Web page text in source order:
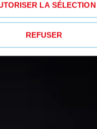
LA SÉLECTION
REFUSER